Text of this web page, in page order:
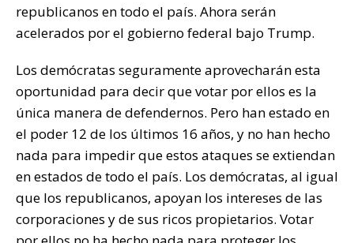
republicanos en todo el país. Ahora serán
acelerados por el gobierno federal bajo Trump.
Los demócratas seguramente aprovecharán esta
oportunidad para decir que votar por ellos es la
única manera de defendernos. Pero han estado en
el poder 12 de los últimos 16 años, y no han hecho
nada para impedir que estos ataques se extiendan
en estados de todo el país. Los demócratas, al igual
que los republicanos, apoyan los intereses de las
corporaciones y de sus ricos propietarios. Votar